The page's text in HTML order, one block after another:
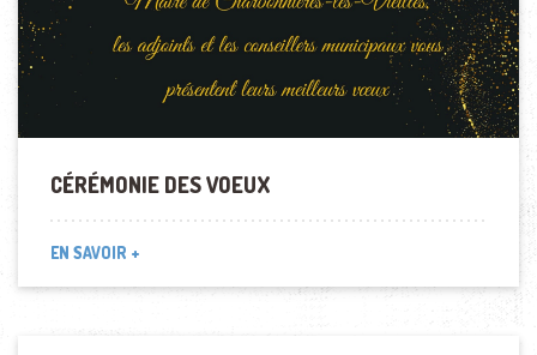
CÉRÉMONIE DES VOEUX
EN SAVOIR +